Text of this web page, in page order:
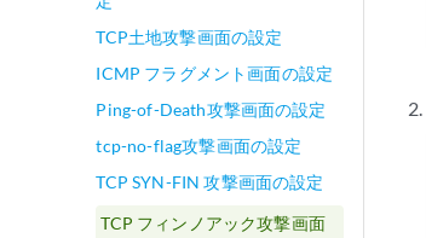
TCP土地攻撃画面の設定
ICMP フラグメント画面の設定
Ping-of-Death攻撃画面の設定
tcp-no-flag攻撃画面の設定
TCP SYN-FIN 攻撃画面の設定
TCP フィンノアック攻撃画面